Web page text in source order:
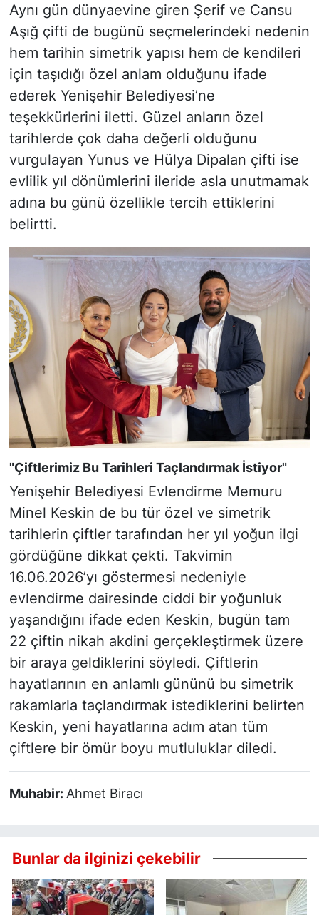
Aynı gün dünyaevine giren Şerif ve Cansu
Aşığ çifti de bugünü seçmelerindeki nedenin
hem tarihin simetrik yapısı hem de kendileri
için taşıdığı özel anlam olduğunu ifade
ederek Yenişehir Belediyesi’ne
teşekkürlerini iletti. Güzel anların özel
tarihlerde çok daha değerli olduğunu
vurgulayan Yunus ve Hülya Dipalan çifti ise
evlilik yıl dönümlerini ileride asla unutmamak
adına bu günü özellikle tercih ettiklerini
belirtti.
"Çiftlerimiz Bu Tarihleri Taçlandırmak İstiyor"
Yenişehir Belediyesi Evlendirme Memuru
Minel Keskin de bu tür özel ve simetrik
tarihlerin çiftler tarafından her yıl yoğun ilgi
gördüğüne dikkat çekti. Takvimin
16.06.2026’yı göstermesi nedeniyle
evlendirme dairesinde ciddi bir yoğunluk
yaşandığını ifade eden Keskin, bugün tam
22 çiftin nikah akdini gerçekleştirmek üzere
bir araya geldiklerini söyledi. Çiftlerin
hayatlarının en anlamlı gününü bu simetrik
rakamlarla taçlandırmak istediklerini belirten
Keskin, yeni hayatlarına adım atan tüm
çiftlere bir ömür boyu mutluluklar diledi.
Muhabir:Ahmet Biracı
Bunlar da ilginizi çekebilir